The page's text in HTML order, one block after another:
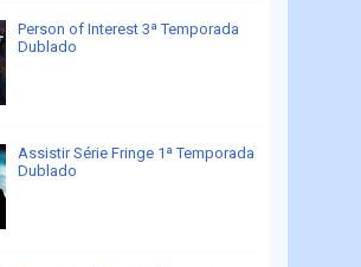
Person of Interest 3ª Temporada
Dublado
Assistir Série Fringe 1ª Temporada
Dublado